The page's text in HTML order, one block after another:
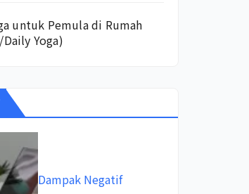
untuk Pemula di Rumah
Yoga)
Dampak Negatif